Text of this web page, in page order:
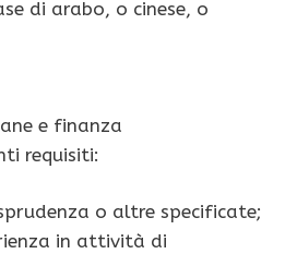
di arabo, o cinese, o
e finanza
requisiti:
o altre specificate;
in attività di